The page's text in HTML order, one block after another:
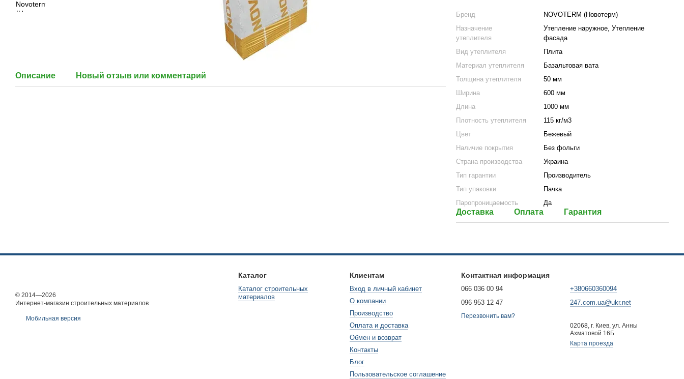
Описание Новый отзыв или комментарий
Бренд
NOVOTERM (Новотерм)
Назначение
утеплителя
Утепление наружное, Утепление
фасада
Вид утеплителя
Плита
Материал утеплителя
Базальтовая вата
Толщина утеплителя
50 мм
Ширина
600 мм
Длина
1000 мм
Плотность утеплителя
115 кг/м3
Цвет
Бежевый
Наличие покрытия
Без фольги
Страна производства
Украина
Тип гарантии
Производитель
Тип упаковки
Пачка
Паропроницаемость
Да
Доставка Оплата Гарантия
© 2014—2026
Интернет-магазин строительных материалов
Мобильная версия
Каталог
Каталог строительных
материалов
Клиентам
Вход в личный кабинет
О компании
Производство
Оплата и доставка
Обмен и возврат
Контакты
Блог
Пользовательское соглашение
Контактная информация
066 036 00 94
096 953 12 47
Перезвонить вам?
+380660360094
247.com.ua@ukr.net
02068, г. Киев, ул. Анны
Ахматовой 16Б
Карта проезда